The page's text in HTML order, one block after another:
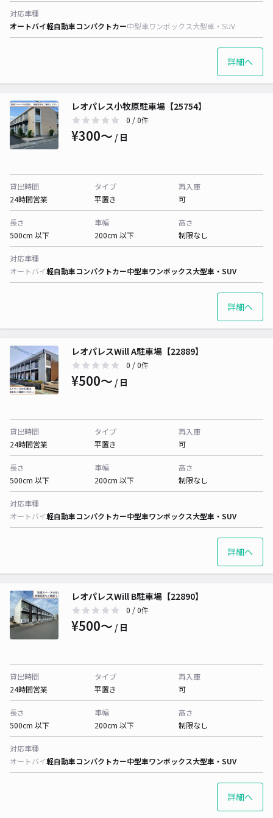
対応車種
オートバイ軽自動車コンパクトカー中型車ワンボックス大型車・SUV
詳細へ
レオパレス小牧原駐車場【25754】
0 / 0件
¥300〜 / 日
貸出時間
24時間営業
タイプ
平置き
再入庫
可
長さ
500cm 以下
車幅
200cm 以下
高さ
制限なし
対応車種
オートバイ軽自動車コンパクトカー中型車ワンボックス大型車・SUV
詳細へ
レオパレスWill A駐車場【22889】
0 / 0件
¥500〜 / 日
貸出時間
24時間営業
タイプ
平置き
再入庫
可
長さ
500cm 以下
車幅
200cm 以下
高さ
制限なし
対応車種
オートバイ軽自動車コンパクトカー中型車ワンボックス大型車・SUV
詳細へ
レオパレスWill B駐車場【22890】
0 / 0件
¥500〜 / 日
貸出時間
24時間営業
タイプ
平置き
再入庫
可
長さ
500cm 以下
車幅
200cm 以下
高さ
制限なし
対応車種
オートバイ軽自動車コンパクトカー中型車ワンボックス大型車・SUV
詳細へ